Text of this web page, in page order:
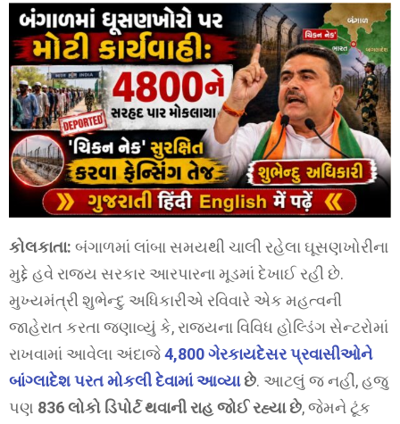
કોલકાતા: બંગાળમાં લાંબા સમયથી ચાલી રહેલા ઘૂસણખોરીના
મુદ્દે હવે રાજ્ય સરકાર આરપારના મૂડમાં દેખાઈ રહી છે.
મુખ્યમંત્રી શુભેન્દુ અધિકારીએ રવિવારે એક મહત્વની
જાહેરાત કરતા જણાવ્યું કે, રાજ્યના વિવિધ હોલ્ડિંગ સેન્ટરોમાં
રાખવામાં આવેલા અંદાજે4,800 ગેરકાયદેસર પ્રવાસીઓને
બાંગ્લાદેશ પરત મોકલી દેવામાં આવ્યાછે. આટલું જ નહીં, હજુ
પણ 836 લોકો ડિપોર્ટ થવાની રાહ જોઈ રહ્યા છે, જેમને ટૂંક